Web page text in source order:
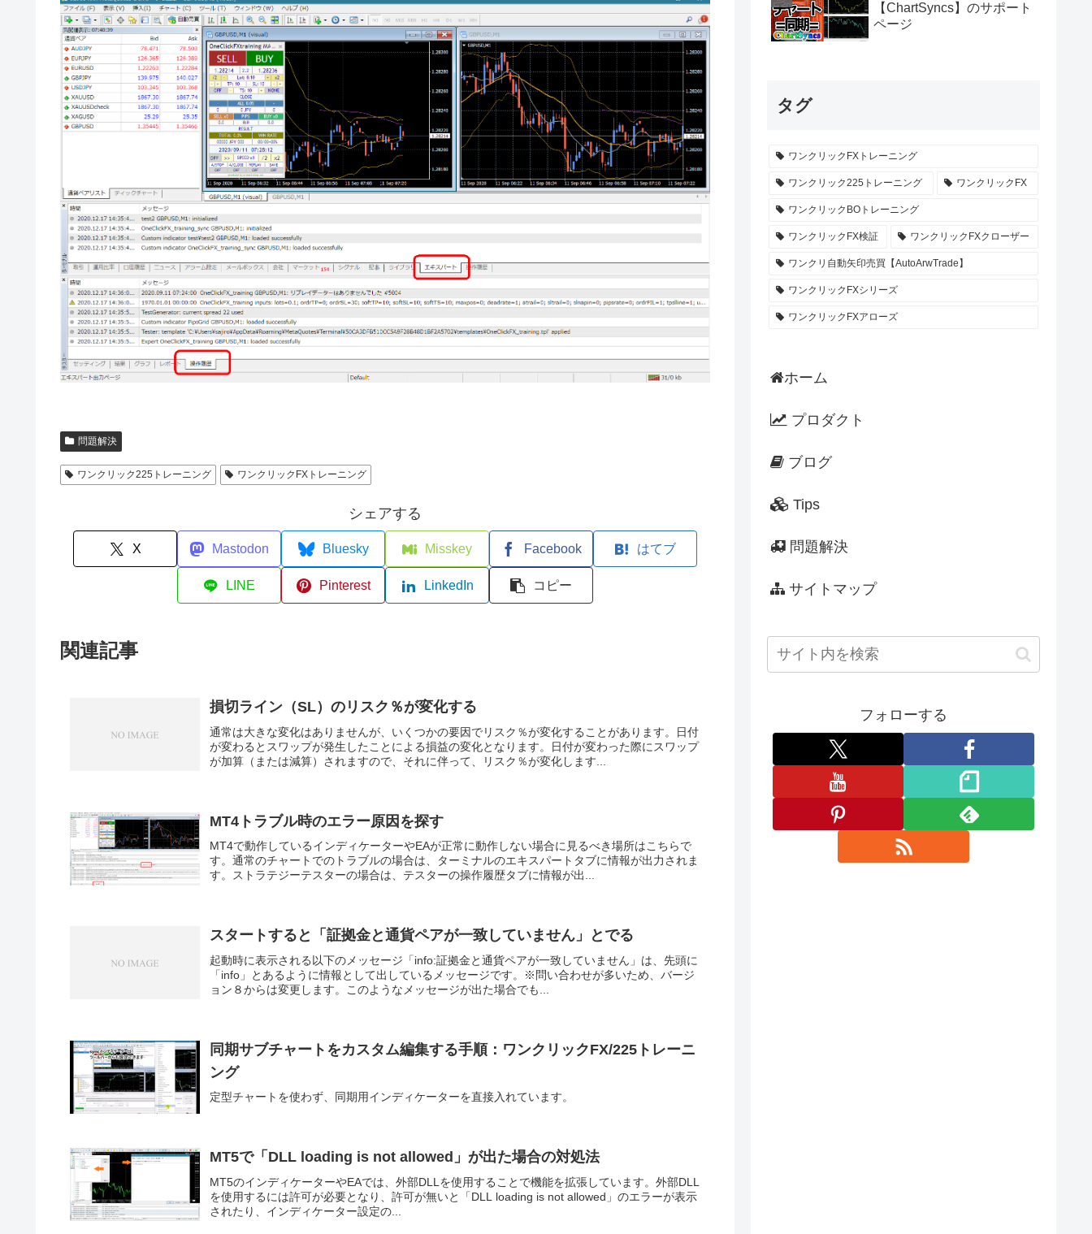
問題解決
ワンクリック225トレーニング ワンクリックFXトレーニング
シェアする
X Mastodon Bluesky Misskey Facebook はてブ
LINE Pinterest LinkedIn コピー
関連記事
損切ライン（SL）のリスク％が変化する
通常は大きな変化はありませんが、いくつかの要因でリスク％が変化することがあります。日付
が変わるとスワップが発生したことによる損益の変化となります。日付が変わった際にスワップ
が加算（または減算）されますので、それに伴って、リスク％が変化します...
MT4トラブル時のエラー原因を探す
MT4で動作しているインディケーターやEAが正常に動作しない場合に見るべき場所はこちらで
す。通常のチャートでのトラブルの場合は、ターミナルのエキスパートタブに情報が出力されま
す。ストラテジーテスターの場合は、テスターの操作履歴タブに情報が出...
スタートすると「証拠金と通貨ペアが一致していません」とでる
起動時に表示される以下のメッセージ「info:証拠金と通貨ペアが一致していません」は、先頭に
「info」とあるように情報として出しているメッセージです。※問い合わせが多いため、バージ
ョン８からは変更します。このようなメッセージが出た場合でも...
同期サブチャートをカスタム編集する手順：ワンクリックFX/225トレーニ
ング
定型チャートを使わず、同期用インディケーターを直接入れています。
MT5で「DLL loading is not allowed」が出た場合の対処法
MT5のインディケーターやEAでは、外部DLLを使用することで機能を拡張しています。外部DLL
を使用するには許可が必要となり、許可が無いと「DLL loading is not allowed」のエラーが表示
されたり、インディケーター設定の...
【ChartSyncs】のサポート
ページ
タグ
ワンクリックFXトレーニング
ワンクリック225トレーニング ワンクリックFX
ワンクリックBOトレーニング
ワンクリックFX検証 ワンクリックFXクローザー
ワンクリ自動矢印売買【AutoArwTrade】
ワンクリックFXシリーズ
ワンクリックFXアローズ
ホーム
プロダクト
ブログ
Tips
問題解決
サイトマップ
フォローする